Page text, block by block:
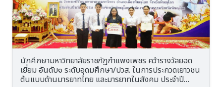
นักศึกษามหาวิทยาลัยราชภัฏกำแพงเพชร คว้ารางวัลยอด
เยี่ยม อันดับ๑ ระดับอุดมศึกษา/ปวส. ในการประกวดเยาวชน
ต้นแบบด้านมารยาทไทย และมารยาทในสังคม ประจำปี